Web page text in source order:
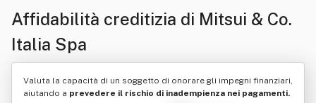
Affidabilità creditizia di Mitsui & Co.
Italia Spa
Valuta la capacità di un soggetto di onorare gli impegni finanziari,
aiutando a prevedere il rischio di inadempienza nei pagamenti.